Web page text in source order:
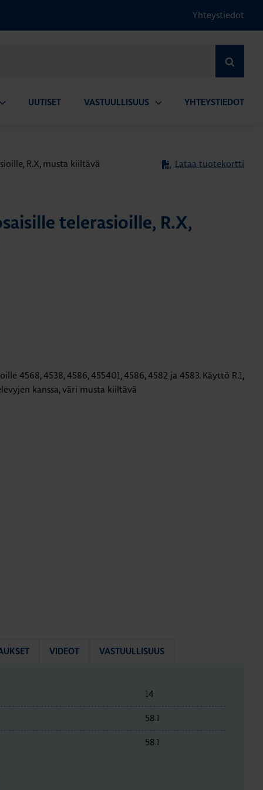
Yhteystiedot
UUTISET VASTUULLISUUS YHTEYSTIEDOT
R.X, musta kiiltävä Lataa tuotekortti
telerasioille, R.X,
4568, 4538, 4586, 455401, 4586, 4582 ja 4583. Käyttö R.1,
kanssa, väri musta kiiltävä
VIDEOT VASTUULLISUUS
14
58.1
58.1